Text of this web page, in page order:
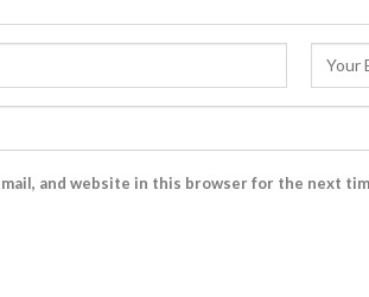
and website in this browser for the next